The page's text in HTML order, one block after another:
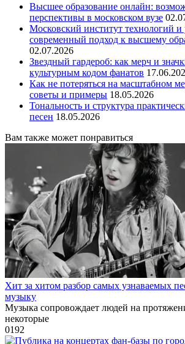
Высшее образование онлайн:
перспективы в московском вузе
Московский институт технологий и
современный подход к высшему
02.07.2026
Звездный гардероб: как мерч и
культурным кодом фанатов
Как не потеряться на масштабном
советы и примеры 18.05.2026
Тональность и структура
песен 18.05.2026
Вам также может понравиться
Хит за хитом разбор самых узнаваемых
музыку
Музыка сопровождает людей на
некоторые
0192